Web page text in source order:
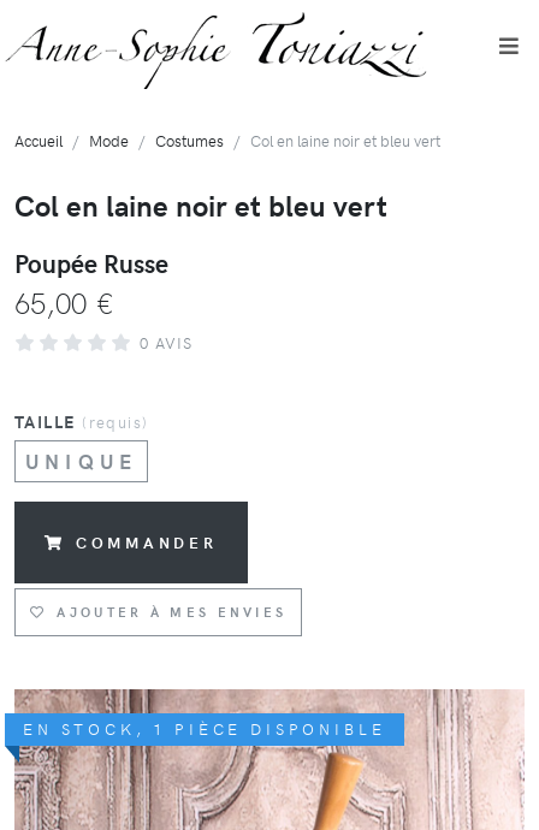
EN STOCK, 1 PIÈCE DISPONIBLE
Accueil Mode Costumes Col en laine noir et bleu vert
Col en laine noir et bleu vert
Poupée Russe
65,00 €
0 AVIS
TAILLE (requis)
UNIQUE
COMMANDER
AJOUTER À MES ENVIES